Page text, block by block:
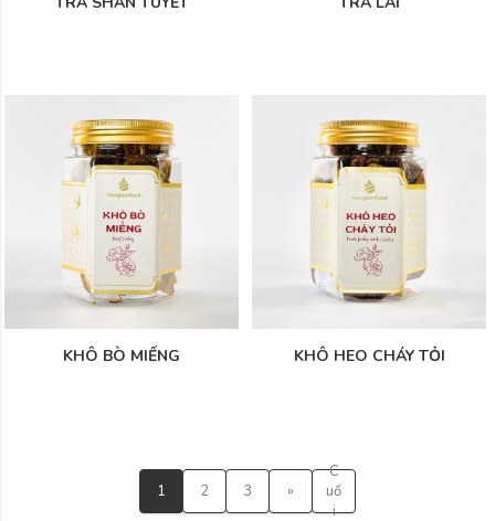
KHÔ BÒ MIẾNG KHÔ HEO CHÁY TỎI
1 2 3 »
C
uố
i